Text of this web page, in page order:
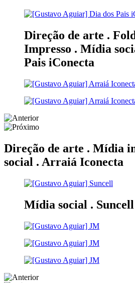
Direção de arte .
Impresso . Mídia
Pais iConecta
Direção de arte . Mídia
social . Arraiá Iconecta
Mídia social . Suncell